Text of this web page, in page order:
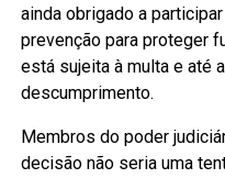
ainda obrigado a
prevenção para proteger
está sujeita à multa e até
descumprimento.
Membros do poder
decisão não seria uma